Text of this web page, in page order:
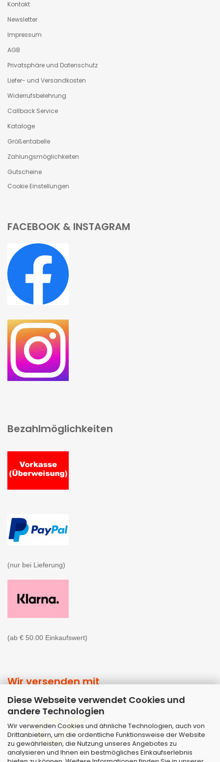
Diese Webseite verwendet Cookies und
andere Technologien
Wir verwenden Cookies und ähnliche Technologien, auch von
Drittanbietern, um die ordentliche Funktionsweise der Website
zu gewährleisten, die Nutzung unseres Angebotes zu
analysieren und Ihnen ein bestmögliches Einkaufserlebnis
Kontakt
Newsletter
Impressum
AGB
Privatsphäre und Datenschutz
Liefer- und Versandkosten
Widerrufsbelehrung
Callback Service
Kataloge
Größentabelle
Zahlungsmöglichkeiten
Gutscheine
Cookie Einstellungen
FACEBOOK & INSTAGRAM
Bezahlmöglichkeiten
(nur bei Lieferung)
(ab € 50.00 Einkaufswert)
Wir versenden mit